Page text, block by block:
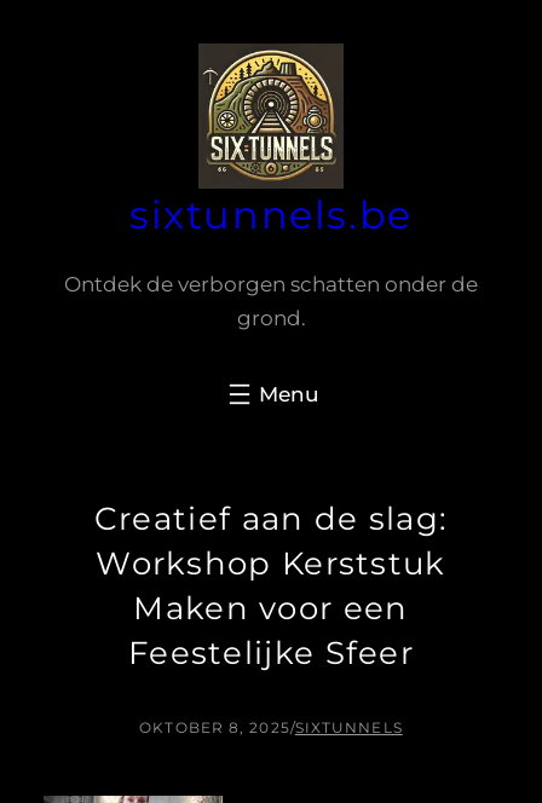
sixtunnels.be
Ontdek de verborgen schatten onder de
grond.
Creatief aan de slag:
Workshop Kerststuk
Maken voor een
Feestelijke Sfeer
OKTOBER 8, 2025/SIXTUNNELS